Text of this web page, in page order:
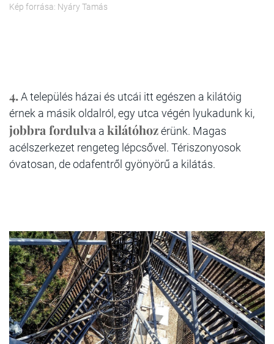
Kép forrása: Nyáry Tamás
4.A település házai és utcái itt egészen a kilátóig
érnek a másik oldalról, egy utca végén lyukadunk ki,
jobbra fordulva a kilátóhozérünk. Magas
acélszerkezet rengeteg lépcsővel. Tériszonyosok
óvatosan, de odafentről gyönyörű a kilátás.